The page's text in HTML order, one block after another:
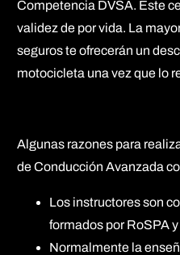
Competencia DVSA. Este
validez de por vida. La
seguros te ofrecerán un
motocicleta una vez que lo
Algunas razones para
de Conducción Avanzada
Los instructores son
formados por RoSPA
Normalmente la